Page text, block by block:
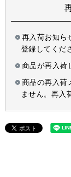
再入荷お知ら
登録してくだ
商品が再入荷
商品の再入荷
ません。再入